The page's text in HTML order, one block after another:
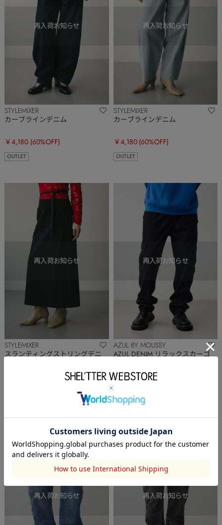
STYLEMIXER
カーブラインデニム
￥4,180 (60%OFF)
OUTLET
STYLEMIXER
カーブラインデニム
￥4,180 (60%OFF)
OUTLET
STYLEMIXER
スランティングストリングデニ
AZUL BY MOUSSY
AZUL DENIM リラックスカーゴ
￥4,543 (30%OFF)